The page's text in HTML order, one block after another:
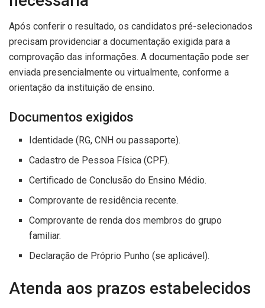
Após conferir o resultado, os candidatos pré-selecionados
precisam providenciar a documentação exigida para a
comprovação das informações. A documentação pode ser
enviada presencialmente ou virtualmente, conforme a
orientação da instituição de ensino.
Documentos exigidos
Identidade (RG, CNH ou passaporte).
Cadastro de Pessoa Física (CPF).
Certificado de Conclusão do Ensino Médio.
Comprovante de residência recente.
Comprovante de renda dos membros do grupo
familiar.
Declaração de Próprio Punho (se aplicável).
Atenda aos prazos estabelecidos